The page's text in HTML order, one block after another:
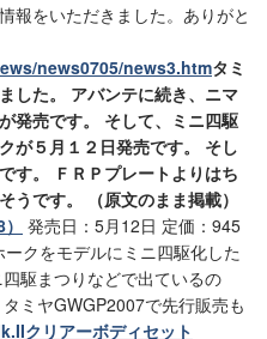
報をいただきました。ありがと
news0705/news3.htmタミ
した。
アバンテに続き、ニマ
発売です。 そして、ミニ四駆
が５月１２日発売です。 そし
す。 ＦＲＰプレートよりはち
うです。 （原文のまま掲載）
発売日：5月12日 定価：945
クをモデルにミニ四駆化した
駆まつりなどで出ているの
ミヤGWGP2007で先行販売も
クリアーボディセット